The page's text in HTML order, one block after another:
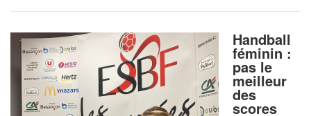
Handball
féminin :
pas le
meilleur
des
scores